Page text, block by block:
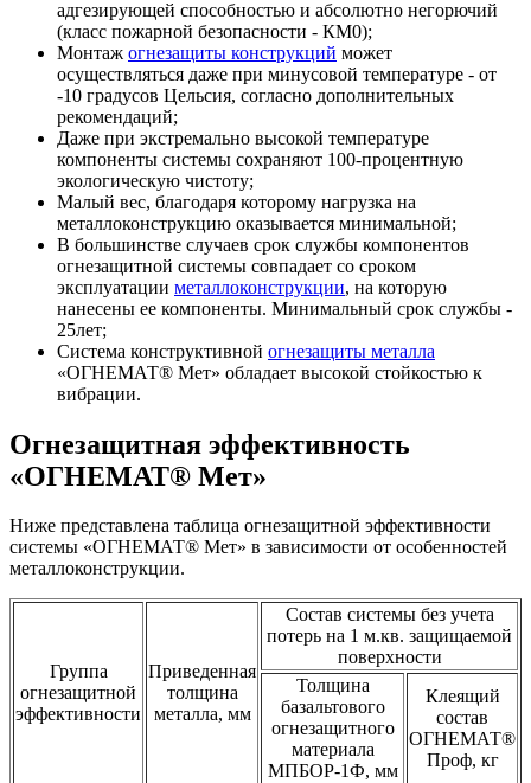
адгезирующей способностью и абсолютно негорючий
(класс пожарной безопасности - КМ0);
Монтаж огнезащиты конструкций может
осуществляться даже при минусовой температуре - от
-10 градусов Цельсия, согласно дополнительных
рекомендаций;
Даже при экстремально высокой температуре
компоненты системы сохраняют 100-процентную
экологическую чистоту;
Малый вес, благодаря которому нагрузка на
металлоконструкцию оказывается минимальной;
В большинстве случаев срок службы компонентов
огнезащитной системы совпадает со сроком
эксплуатации металлоконструкции, на которую
нанесены ее компоненты. Минимальный срок службы -
25лет;
Система конструктивной огнезащиты металла
«ОГНЕМАТ® Мет» обладает высокой стойкостью к
вибрации.
Огнезащитная эффективность
«ОГНЕМАТ® Мет»
Ниже представлена таблица огнезащитной эффективности
системы «ОГНЕМАТ® Мет» в зависимости от особенностей
металлоконструкции.
Группа
огнезащитной
эффективности
Приведенная
толщина
металла, мм
Состав системы без учета
потерь на 1 м.кв. защищаемой
поверхности
Толщина
базальтового
огнезащитного
материала
МПБОР-1Ф, мм
Клеящий
состав
ОГНЕМАТ®
Проф, кг